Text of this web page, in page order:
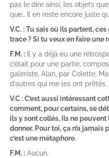
pas le dire ainsi, les objets
que… Il en reste encore juste
V.C. : Tu sais où ils partent,
trace ? Si tu veux en faire une
F.M. : Il y a déjà eu une
c’était pour une partie,
galeriste, Alan, par Colette,
d’autres qui me les ont prêtés.
V.C : C’est aussi intéressant
comment, pour certains, se
ils y sont collés, ils ne peuvent
donner. Pour toi, ça n’a
c’est une métaphore.
F.M. : Aucun.